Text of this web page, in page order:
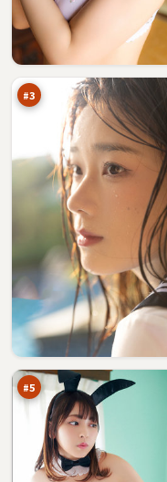
#3
断
假
面
95
万
#5
紫
电
涌
93
万